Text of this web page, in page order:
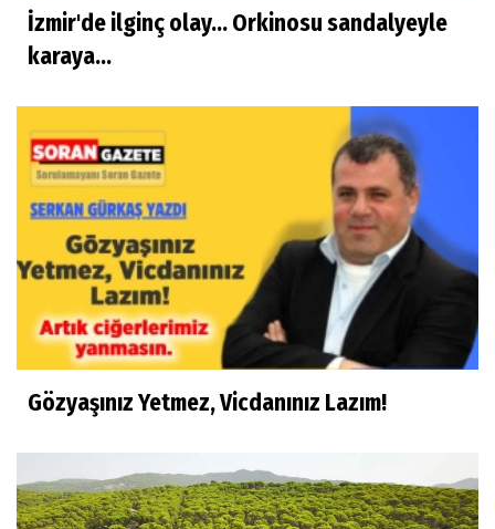
İzmir'de ilginç olay... Orkinosu sandalyeyle
karaya...
Gözyaşınız Yetmez, Vicdanınız Lazım!